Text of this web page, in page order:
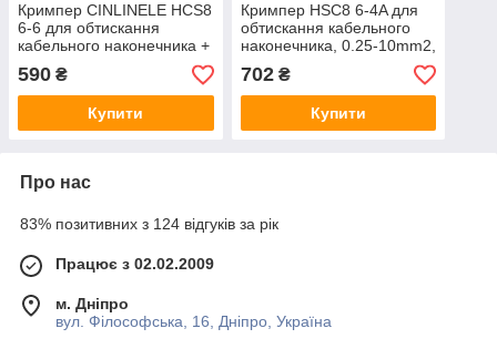
Кримпер CINLINELE HCS8
6-6 для обтискання
кабельного наконечника +
набір кабельних
наконечників
590 ₴
Купити
Кримпер HSC8 6-4A для
обтискання кабельного
наконечника, 0.25-10mm2,
Black-red
702₴
Купити
Про нас
83% позитивних з 124 відгуків за рік
Працює з 02.02.2009
м. Дніпро
вул. Філософська, 16, Дніпро, Україна